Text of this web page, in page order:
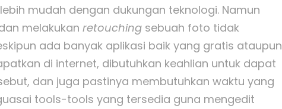
mudah dengan dukungan teknologi. Namun
melakukan retouching sebuah foto tidak
ada banyak aplikasi baik yang gratis ataupun
di internet, dibutuhkan keahlian untuk dapat
dan juga pastinya membutuhkan waktu yang
tools-tools yang tersedia guna mengedit